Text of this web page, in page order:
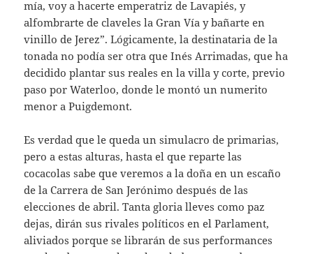
mía, voy a hacerte emperatriz de Lavapiés, y
alfombrarte de claveles la Gran Vía y bañarte en
vinillo de Jerez”. Lógicamente, la destinataria de la
tonada no podía ser otra que Inés Arrimadas, que ha
decidido plantar sus reales en la villa y corte, previo
paso por Waterloo, donde le montó un numerito
menor a Puigdemont.
Es verdad que le queda un simulacro de primarias,
pero a estas alturas, hasta el que reparte las
cocacolas sabe que veremos a la doña en un escaño
de la Carrera de San Jerónimo después de las
elecciones de abril. Tanta gloria lleves como paz
dejas, dirán sus rivales políticos en el Parlament,
aliviados porque se librarán de sus performances